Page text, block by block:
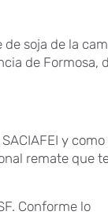
de soja de la
de Formosa,
y como
remate que
Conforme lo